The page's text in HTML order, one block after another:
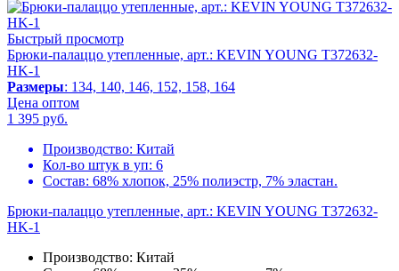
Быстрый просмотр
Брюки-палаццо утепленные, арт.: KEVIN YOUNG T372632-
HK-1
Размеры: 134, 140, 146, 152, 158, 164
Цена оптом
1 395 руб.
Производство: Китай
Кол-во штук в уп: 6
Состав: 68% хлопок, 25% полиэстр, 7% эластан.
Брюки-палаццо утепленные, арт.: KEVIN YOUNG T372632-
HK-1
Производство: Китай